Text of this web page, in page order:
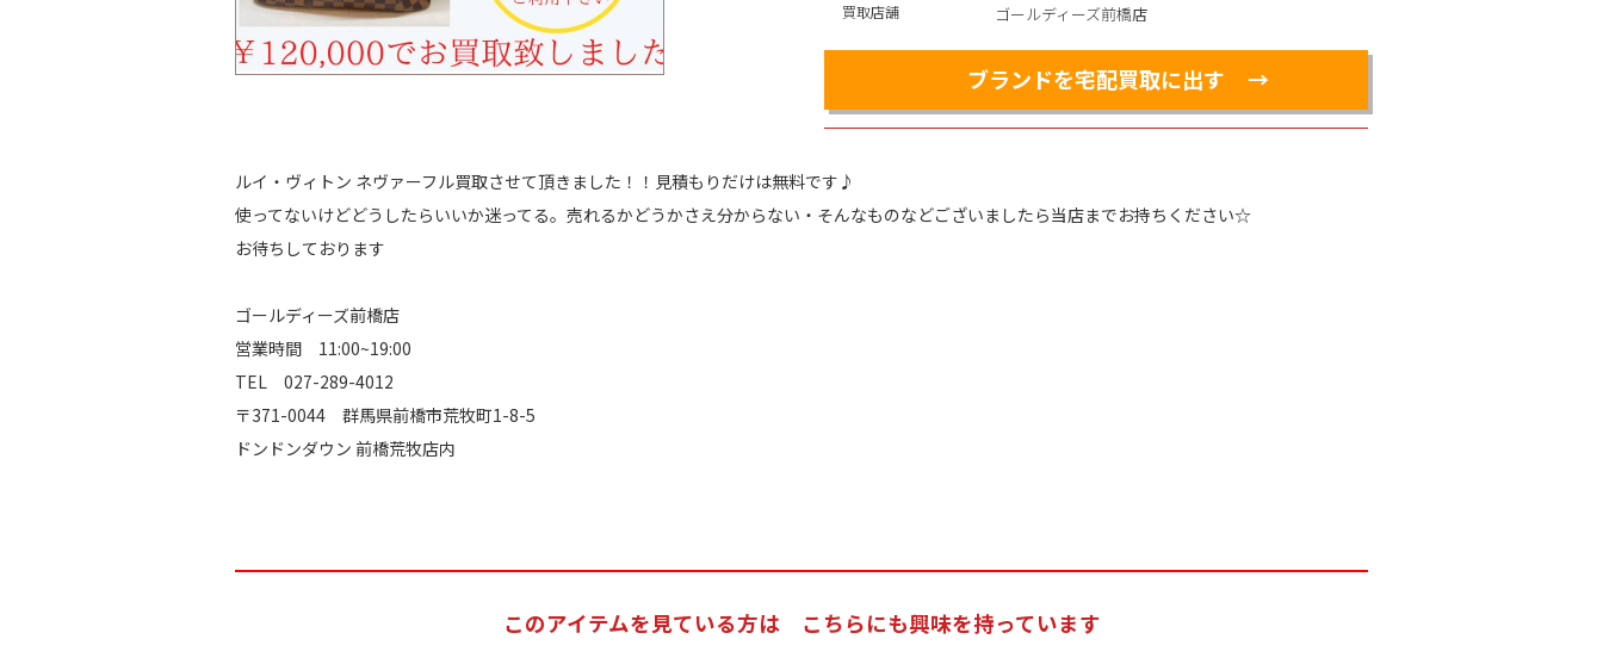
買取店舗 ゴールディーズ前橋店
ブランドを宅配買取に出す
ルイ・ヴィトン ネヴァーフル買取させて頂きました！！見積もりだけは無料です♪
使ってないけどどうしたらいいか迷ってる。売れるかどうかさえ分からない・そんなものなどございましたら当店までお持ちください☆
お待ちしております
ゴールディーズ前橋店
営業時間 11:00~19:00
TEL 027-289-4012
〒371-0044 群馬県前橋市荒牧町1-8-5
ドンドンダウン 前橋荒牧店内
このアイテムを見ている方は こちらにも興味を持っています